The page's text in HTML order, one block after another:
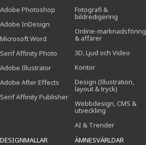
Adobe Photoshop
Adobe InDesign
Microsoft Word
Serif Affinity Photo
Adobe Illustrator
Adobe After Effects
Serif Affinity Publisher
Fotografi &
bildredigering
Online-marknadsföring
& affärer
3D, Ljud och Video
Kontor
Design (Illustration,
layout & tryck)
Webbdesign, CMS &
utveckling
AI & Trender
DESIGNMALLAR
ÄMNESVÄRLDAR